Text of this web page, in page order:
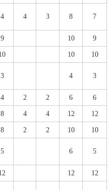
4 4 3 8 7
9 10 9
10 10
3 4 3
4 2 2 6 6
8 4 4 12 12
8 2 2 10 10
5 6 5
12 12